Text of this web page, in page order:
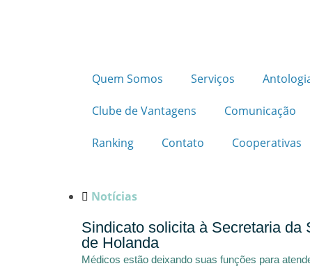
Quem Somos Serviços
Clube de Vantagens Comunicação
Ranking Contato Cooperativas
Notícias
Sindicato solicita à Secretaria
de Holanda
Médicos estão deixando suas funções para